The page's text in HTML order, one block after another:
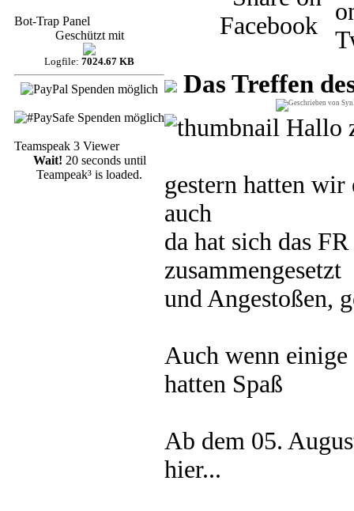
Bot-Trap Panel
Geschützt mit
Logfile: 7024.67 KB
Teamspeak 3 Viewer
Wait! 20 seconds until
Teampeak³ is loaded.
Das Treffen
Hallo
gestern hatten
auch
da hat sich das
zusammengesetzt
und Angestoßen,
Auch wenn
hatten Spaß
Ab dem 05.
hier...